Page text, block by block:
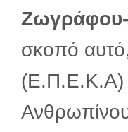
Ζωγράφου-
σκοπό
(Ε.Π.Ε.Κ.Α)